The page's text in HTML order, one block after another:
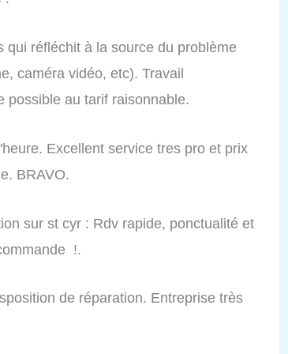
réfléchit à la source du problème
caméra vidéo, etc). Travail
possible au tarif raisonnable.
Excellent service tres pro et prix
BRAVO.
sur st cyr : Rdv rapide, ponctualité et
!.
de réparation. Entreprise très